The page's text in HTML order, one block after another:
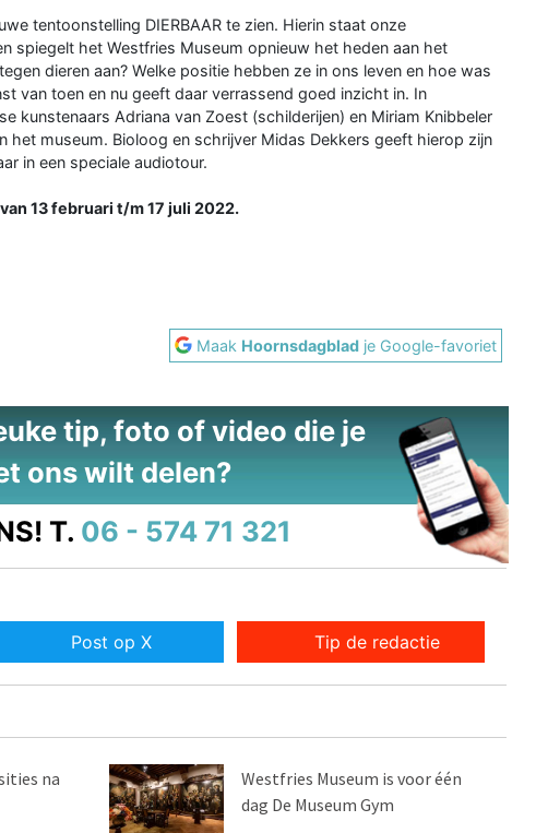
tentoonstelling DIERBAAR te zien. Hierin staat onze
spiegelt het Westfries Museum opnieuw het heden aan het
dieren aan? Welke positie hebben ze in ons leven en hoe was
van toen en nu geeft daar verrassend goed inzicht in. In
kunstenaars Adriana van Zoest (schilderijen) en Miriam Knibbeler
het museum. Bioloog en schrijver Midas Dekkers geeft hierop zijn
in een speciale audiotour.
13 februari t/m 17 juli 2022.
Maak Hoornsdagblad je Google-favoriet
tip, foto of video die je
ons wilt delen?
T. 06 - 574 71 321
Post op X Tip de redactie
na
Westfries Museum is voor één
dag De Museum Gym